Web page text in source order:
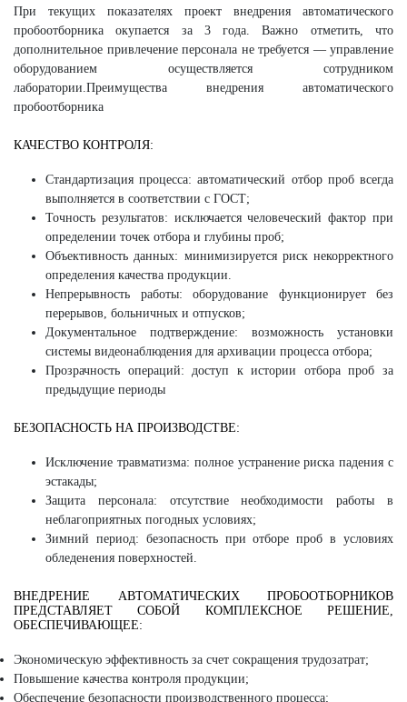
При текущих показателях проект внедрения автоматического
пробоотборника окупается за 3 года. Важно отметить, что
дополнительное привлечение персонала не требуется — управление
оборудованием осуществляется сотрудником
лаборатории.Преимущества внедрения автоматического
пробоотборника
КАЧЕСТВО КОНТРОЛЯ:
Стандартизация процесса: автоматический отбор проб всегда
выполняется в соответствии с ГОСТ;
Точность результатов: исключается человеческий фактор при
определении точек отбора и глубины проб;
Объективность данных: минимизируется риск некорректного
определения качества продукции.
Непрерывность работы: оборудование функционирует без
перерывов, больничных и отпусков;
Документальное подтверждение: возможность установки
системы видеонаблюдения для архивации процесса отбора;
Прозрачность операций: доступ к истории отбора проб за
предыдущие периоды
БЕЗОПАСНОСТЬ НА ПРОИЗВОДСТВЕ:
Исключение травматизма: полное устранение риска падения с
эстакады;
Защита персонала: отсутствие необходимости работы в
неблагоприятных погодных условиях;
Зимний период: безопасность при отборе проб в условиях
обледенения поверхностей.
ВНЕДРЕНИЕ АВТОМАТИЧЕСКИХ ПРОБООТБОРНИКОВ
ПРЕДСТАВЛЯЕТ СОБОЙ КОМПЛЕКСНОЕ РЕШЕНИЕ,
ОБЕСПЕЧИВАЮЩЕЕ:
Экономическую эффективность за счет сокращения трудозатрат;
Повышение качества контроля продукции;
Обеспечение безопасности производственного процесса;